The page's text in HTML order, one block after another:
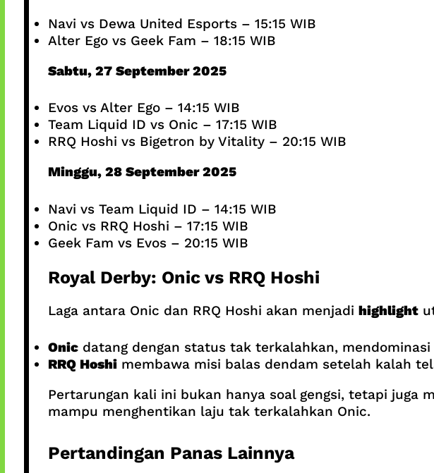
Navi vs Dewa United Esports – 15:15 WIB
Alter Ego vs Geek Fam – 18:15 WIB
Sabtu, 27 September 2025
Evos vs Alter Ego – 14:15 WIB
Team Liquid ID vs Onic – 17:15 WIB
RRQ Hoshi vs Bigetron by Vitality – 20:15 WIB
Minggu, 28 September 2025
Navi vs Team Liquid ID – 14:15 WIB
Onic vs RRQ Hoshi – 17:15 WIB
Geek Fam vs Evos – 20:15 WIB
Royal Derby: Onic vs RRQ Hoshi
Laga antara Onic dan RRQ Hoshi akan menjadi highlight
Onicdatang dengan status tak terkalahkan,
RRQ Hoshimembawa misi balas dendam setelah kalah
Pertarungan kali ini bukan hanya soal gengsi, tetapi juga
mampu menghentikan laju tak terkalahkan Onic.
Pertandingan Panas Lainnya